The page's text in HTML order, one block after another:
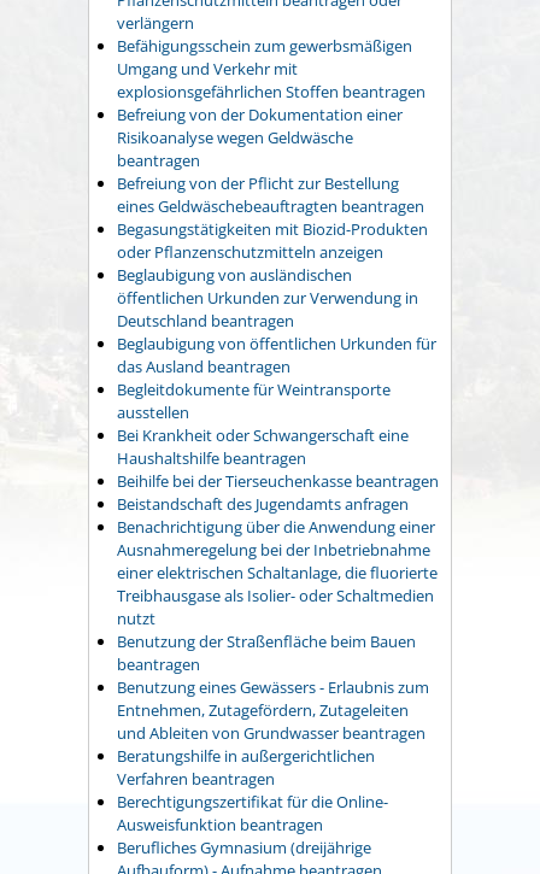
verlängern
Befähigungsschein zum gewerbsmäßigen
Umgang und Verkehr mit
explosionsgefährlichen Stoffen beantragen
Befreiung von der Dokumentation einer
Risikoanalyse wegen Geldwäsche
beantragen
Befreiung von der Pflicht zur Bestellung
eines Geldwäschebeauftragten beantragen
Begasungstätigkeiten mit Biozid-Produkten
oder Pflanzenschutzmitteln anzeigen
Beglaubigung von ausländischen
öffentlichen Urkunden zur Verwendung in
Deutschland beantragen
Beglaubigung von öffentlichen Urkunden für
das Ausland beantragen
Begleitdokumente für Weintransporte
ausstellen
Bei Krankheit oder Schwangerschaft eine
Haushaltshilfe beantragen
Beihilfe bei der Tierseuchenkasse beantragen
Beistandschaft des Jugendamts anfragen
Benachrichtigung über die Anwendung einer
Ausnahmeregelung bei der Inbetriebnahme
einer elektrischen Schaltanlage, die fluorierte
Treibhausgase als Isolier- oder Schaltmedien
nutzt
Benutzung der Straßenfläche beim Bauen
beantragen
Benutzung eines Gewässers - Erlaubnis zum
Entnehmen, Zutagefördern, Zutageleiten
und Ableiten von Grundwasser beantragen
Beratungshilfe in außergerichtlichen
Verfahren beantragen
Berechtigungszertifikat für die Online-
Ausweisfunktion beantragen
Berufliches Gymnasium (dreijährige